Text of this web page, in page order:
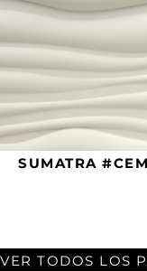
SUMATRA
VER TODOS LOS